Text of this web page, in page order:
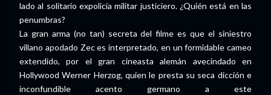
lado al solitario expolicía militar justiciero. ¿Quién está en las
penumbras?
La gran arma (no tan) secreta del filme es que el siniestro
villano apodado Zec es interpretado, en un formidable cameo
extendido, por el gran cineasta alemán avecindado en
Hollywood Werner Herzog, quien le presta su seca dicción e
inconfundible acento germano a este